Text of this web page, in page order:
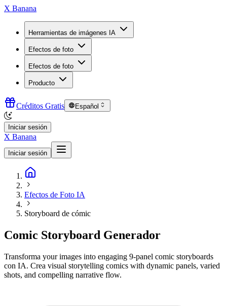
X Banana
Herramientas de imágenes IA
Efectos de foto
Efectos de foto
Producto
Créditos Gratis Español
Iniciar sesión
X Banana
Iniciar sesión
Efectos de Foto IA
Storyboard de cómic
Comic Storyboard Generador
Transforma your images into engaging 9-panel comic storyboards
con IA. Crea visual storytelling comics with dynamic panels, varied
shots, and compelling narrative flow.